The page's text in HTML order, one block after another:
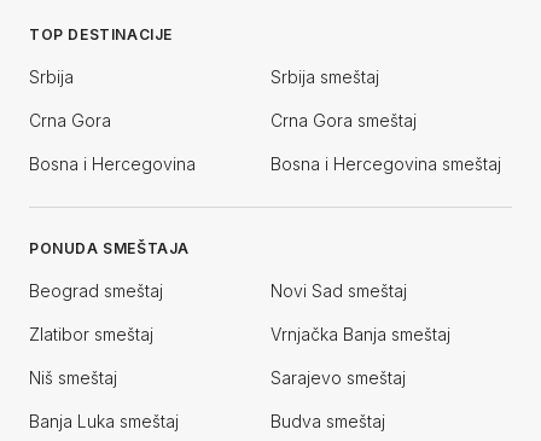
TOP DESTINACIJE
Srbija Srbija smeštaj
Crna Gora Crna Gora smeštaj
Bosna i Hercegovina Bosna i Hercegovina smeštaj
PONUDA SMEŠTAJA
Beograd smeštaj Novi Sad smeštaj
Zlatibor smeštaj Vrnjačka Banja smeštaj
Niš smeštaj Sarajevo smeštaj
Banja Luka smeštaj Budva smeštaj